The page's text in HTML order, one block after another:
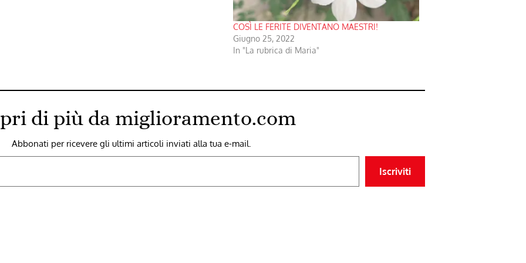
COSÌ LE FERITE DIVENTANO MAESTRI!
Giugno 25, 2022
In "La rubrica di Maria"
di più da miglioramento.com
Abbonati per ricevere gli ultimi articoli inviati alla tua e-mail.
Iscriviti